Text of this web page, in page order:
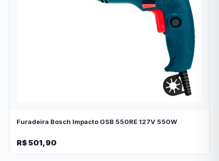
Furadeira Bosch Impacto GSB 550RE 127V 550W
R$ 501,90